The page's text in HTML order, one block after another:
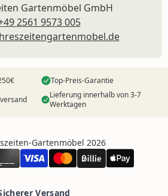
Gartenmöbel GmbH
2561 9573 005
Top-Preis-Garantie
Lieferung innerhalb von 3-7
Werktagen
Gartenmöbel 2026
Versand